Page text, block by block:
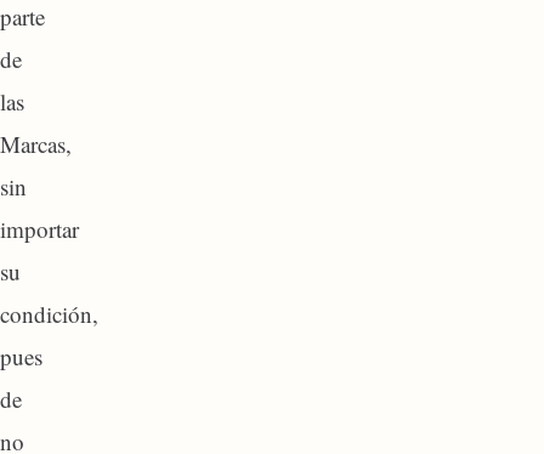
parte
de
las
Marcas,
sin
importar
su
condición,
pues
de
no